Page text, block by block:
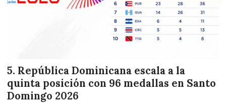
República Dominicana escala a la
quinta posición con 96 medallas en Santo
Domingo 2026